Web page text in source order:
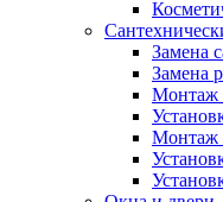
Замена
Замена
Монтаж
Монтаж